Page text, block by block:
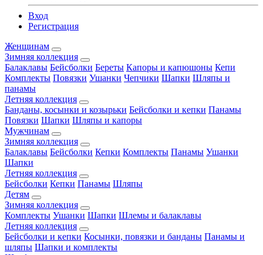
Вход
Регистрация
Женщинам
Зимняя коллекция
Балаклавы Бейсболки Береты Капоры и капюшоны Кепи
Комплекты Повязки Ушанки Чепчики Шапки Шляпы и
панамы
Летняя коллекция
Банданы, косынки и козырьки Бейсболки и кепки Панамы
Повязки Шапки Шляпы и капоры
Мужчинам
Зимняя коллекция
Балаклавы Бейсболки Кепки Комплекты Панамы Ушанки
Шапки
Летняя коллекция
Бейсболки Кепки Панамы Шляпы
Детям
Зимняя коллекция
Комплекты Ушанки Шапки Шлемы и балаклавы
Летняя коллекция
Бейсболки и кепки Косынки, повязки и банданы Панамы и
шляпы Шапки и комплекты